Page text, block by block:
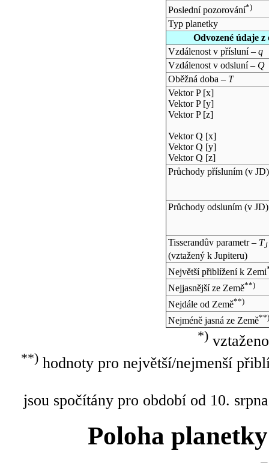
Poslední pozorování*)
Typ planetky
Odvozené údaje
Vzdálenost v přísluní – q
Vzdálenost v odsluní – Q
Oběžná doba – T
Vektor P [x]
Vektor P [y]
Vektor P [z]
Vektor Q [x]
Vektor Q [y]
Vektor Q [z]
Průchody přísluním (v JD)
Průchody odsluním (v JD)
Tisserandův parametr – TJ
(vztažený k Jupiteru)
Největší přiblížení k Zemi
Nejjasnější ze Země**)
Nejdále od Země**)
Nejméně jasná ze Země**)
*)
**)hodnoty pro největší/nejmenší
jsou spočítány pro období od 10.
Poloha